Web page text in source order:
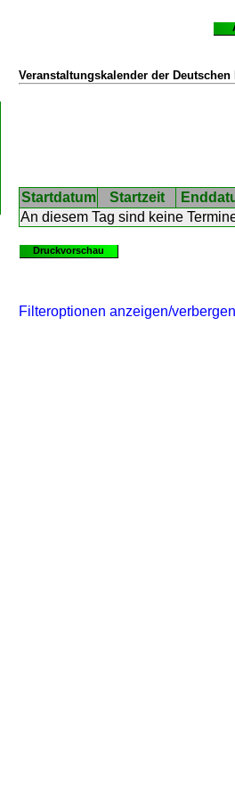
Veranstaltungskalender der
Startdatum Startzeit
An diesem Tag sind keine
Druckvorschau
Filteroptionen anzeigen/verbergen